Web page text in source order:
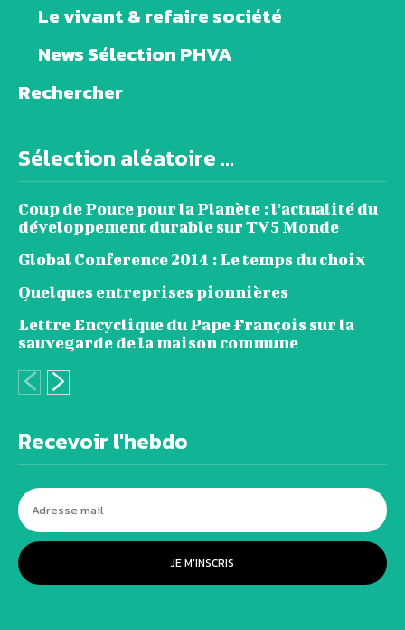
Le vivant & refaire société
News Sélection PHVA
Rechercher
Sélection aléatoire ...
Coup de Pouce pour la Planète : l’actualité du
développement durable sur TV5 Monde
Global Conference 2014 : Le temps du choix
Quelques entreprises pionnières
Lettre Encyclique du Pape François sur la
sauvegarde de la maison commune
Recevoir l'hebdo
JE M'INSCRIS